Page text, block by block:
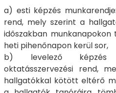
a) esti képzés
rend, mely szerint a
időszakban
heti pihenőnapon kerül sor,
b) levelező képzés
oktatásszervezési rend,
hallgatókkal kötött eltérő